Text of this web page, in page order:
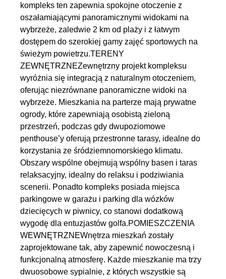
kompleks ten zapewnia spokojne otoczenie z
oszałamiającymi panoramicznymi widokami na
wybrzeże, zaledwie 2 km od plaży i z łatwym
dostępem do szerokiej gamy zajęć sportowych na
świeżym powietrzu.TERENY
ZEWNĘTRZNEZewnętrzny projekt kompleksu
wyróżnia się integracją z naturalnym otoczeniem,
oferując niezrównane panoramiczne widoki na
wybrzeże. Mieszkania na parterze mają prywatne
ogrody, które zapewniają osobistą zieloną
przestrzeń, podczas gdy dwupoziomowe
penthouse’y oferują przestronne tarasy, idealne do
korzystania ze śródziemnomorskiego klimatu.
Obszary wspólne obejmują wspólny basen i taras
relaksacyjny, idealny do relaksu i podziwiania
scenerii. Ponadto kompleks posiada miejsca
parkingowe w garażu i parking dla wózków
dziecięcych w piwnicy, co stanowi dodatkową
wygodę dla entuzjastów golfa.POMIESZCZENIA
WEWNĘTRZNEWnętrza mieszkań zostały
zaprojektowane tak, aby zapewnić nowoczesną i
funkcjonalną atmosferę. Każde mieszkanie ma trzy
dwuosobowe sypialnie, z których wszystkie są